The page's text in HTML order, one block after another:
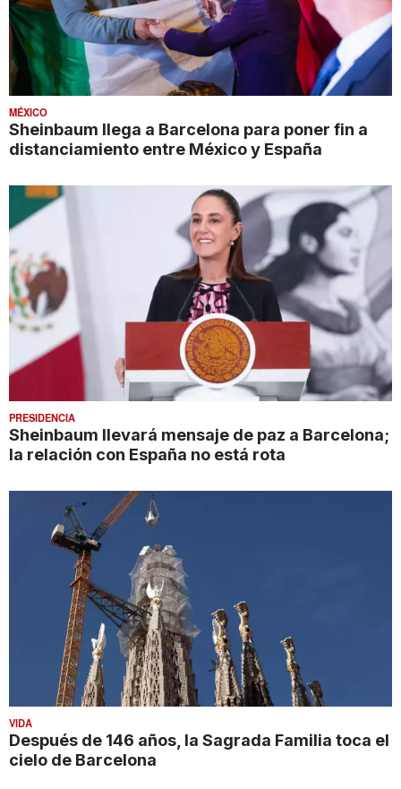
MÉXICO
Sheinbaum llega a Barcelona para poner fin a
distanciamiento entre México y España
PRESIDENCIA
Sheinbaum llevará mensaje de paz a Barcelona;
la relación con España no está rota
VIDA
Después de 146 años, la Sagrada Familia toca el
cielo de Barcelona